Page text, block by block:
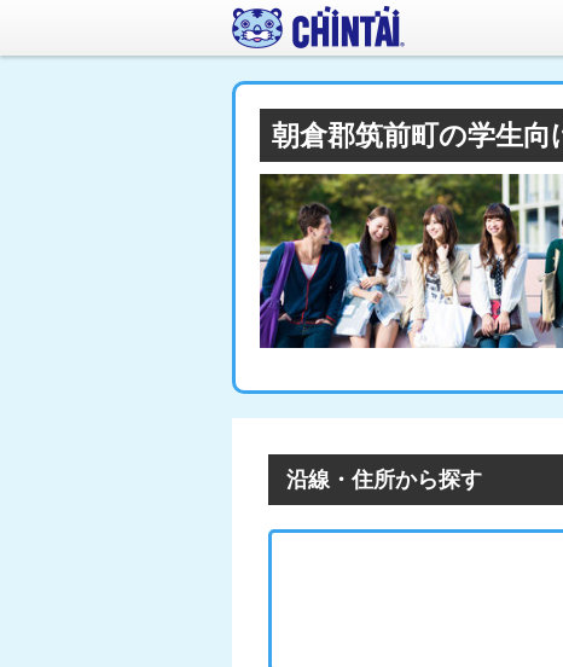
朝倉郡筑前町の学生
沿線・住所から探す